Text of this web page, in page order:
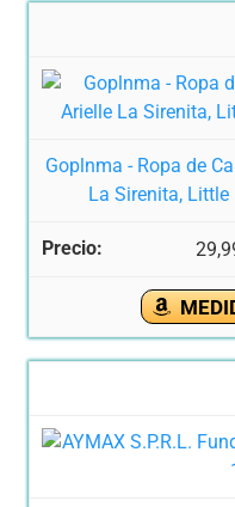
Goplnma - Ropa de
La Sirenita,